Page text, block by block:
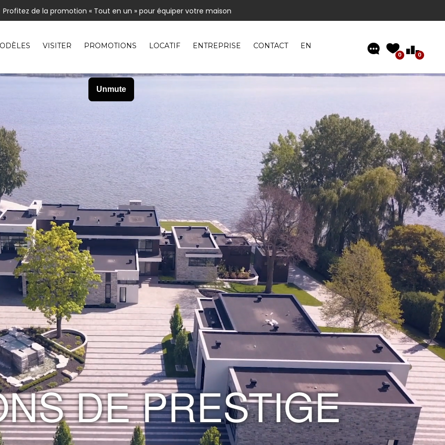
Profitez de la promotion « Tout en un » pour équiper votre maison
modèles comprenant un aménagement extérieur de type « clé en main »
VISITER PROMOTIONS LOCATIF ENTREPRISE CONTACT EN
0 0
DE PRESTIGE